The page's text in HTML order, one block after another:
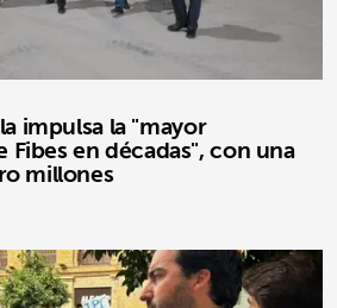
impulsa la "mayor
en décadas", con una
millones